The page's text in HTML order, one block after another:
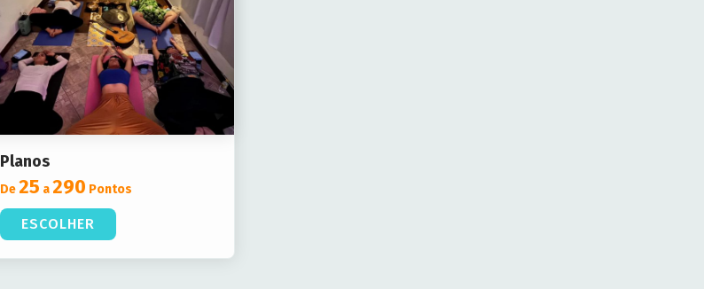
Planos
De25 a290 Pontos
ESCOLHER